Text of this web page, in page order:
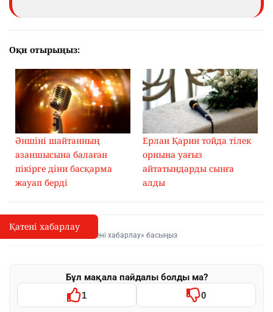
Оқи отырыңыз:
Әншіні шайтанның
азаншысына балаған
пікірге діни басқарма
жауап берді
Ерлан Қарин тойда тілек
орнына уағыз
айтатындарды сынға
алды
I
Қате туралы хабарлау
Мәтінді белгілеп, «Қатені хабарлау» басыңыз
Бұл мақала пайдалы болды ма?
1 0
Қатені хабарлау